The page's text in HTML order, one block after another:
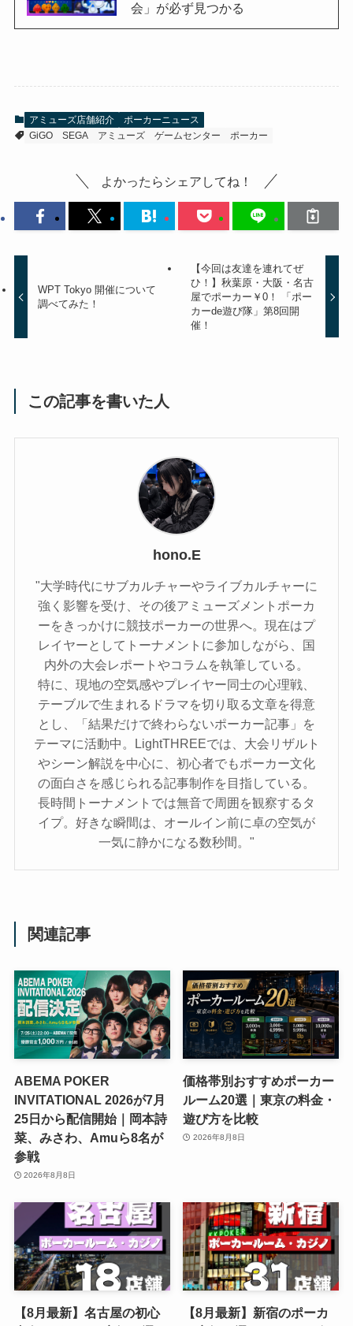
会」が必ず見つかる
アミューズ店舗紹介
ポーカーニュース
GiGO
SEGA アミューズ ゲームセンター ポーカー
よかったらシェアしてね！
WPT Tokyo 開催について
調べてみた！
【今回は友達を連れてぜ
ひ！】秋葉原・大阪・名古
屋でポーカー￥0！ 「ポー
カーde遊び隊」第8回開
催！
この記事を書いた人
hono.E
"大学時代にサブカルチャーやライブカルチャーに
強く影響を受け、その後アミューズメントポーカ
ーをきっかけに競技ポーカーの世界へ。現在はプ
レイヤーとしてトーナメントに参加しながら、国
内外の大会レポートやコラムを執筆している。
特に、現地の空気感やプレイヤー同士の心理戦、
テーブルで生まれるドラマを切り取る文章を得意
とし、「結果だけで終わらないポーカー記事」を
テーマに活動中。LightTHREEでは、大会リザルト
やシーン解説を中心に、初心者でもポーカー文化
の面白さを感じられる記事制作を目指している。
長時間トーナメントでは無音で周囲を観察するタ
イプ。好きな瞬間は、オールイン前に卓の空気が
一気に静かになる数秒間。"
関連記事
ABEMA POKER
INVITATIONAL 2026が7月
25日から配信開始｜岡本詩
菜、みさわ、Amuら8名が
参戦
2026年8月8日
価格帯別おすすめポーカー
ルーム20選｜東京の料金・
遊び方を比較
2026年8月8日
【8月最新】名古屋の初心
【8月最新】新宿のポーカ